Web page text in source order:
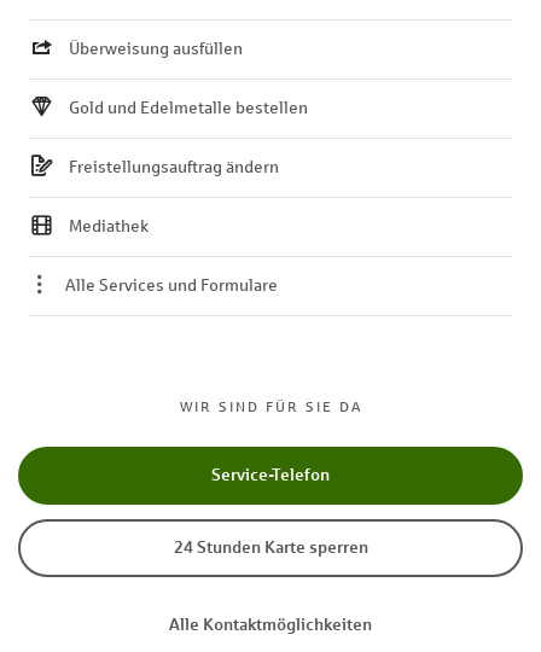
WIR SIND FÜR SIE DA
Service-Telefon
24 Stunden Karte sperren
Alle Kontaktmöglichkeiten
Überweisung ausfüllen
Gold und Edelmetalle bestellen
Freistellungsauftrag ändern
Mediathek
Alle Services und Formulare